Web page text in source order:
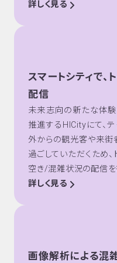
詳しく見る
スマートシティで、
配信
未来志向の新たな体
推進するHICityにて、
外からの観光客や来街
過ごしていただくため
空き/混雑状況の配信を
詳しく見る
画像解析による混